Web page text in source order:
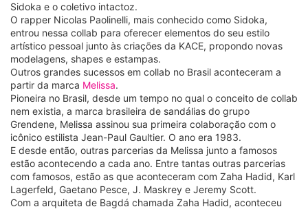
Sidoka e o coletivo intactoz.
O rapper Nicolas Paolinelli, mais conhecido como Sidoka,
entrou nessa collab para oferecer elementos do seu estilo
artístico pessoal junto às criações da KACE, propondo novas
modelagens, shapes e estampas.
Outros grandes sucessos em collab no Brasil aconteceram a
partir da marca Melissa.
Pioneira no Brasil, desde um tempo no qual o conceito de collab
nem existia, a marca brasileira de sandálias do grupo
Grendene, Melissa assinou sua primeira colaboração com o
icônico estilista Jean-Paul Gaultier. O ano era 1983.
E desde então, outras parcerias da Melissa junto a famosos
estão acontecendo a cada ano. Entre tantas outras parcerias
com famosos, estão as que aconteceram com Zaha Hadid, Karl
Lagerfeld, Gaetano Pesce, J. Maskrey e Jeremy Scott.
Com a arquiteta de Bagdá chamada Zaha Hadid, aconteceu